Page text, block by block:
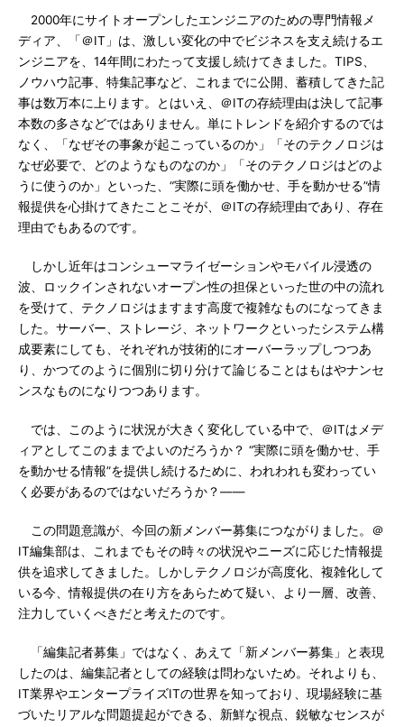
2000年にサイトオープンしたエンジニアのための専門情報メ
ディア、「＠IT」は、激しい変化の中でビジネスを支え続けるエ
ンジニアを、14年間にわたって支援し続けてきました。TIPS、
ノウハウ記事、特集記事など、これまでに公開、蓄積してきた記
事は数万本に上ります。とはいえ、＠ITの存続理由は決して記事
本数の多さなどではありません。単にトレンドを紹介するのでは
なく、「なぜその事象が起こっているのか」「そのテクノロジは
なぜ必要で、どのようなものなのか」「そのテクノロジはどのよ
うに使うのか」といった、“実際に頭を働かせ、手を動かせる”情
報提供を心掛けてきたことこそが、＠ITの存続理由であり、存在
理由でもあるのです。
しかし近年はコンシューマライゼーションやモバイル浸透の
波、ロックインされないオープン性の担保といった世の中の流れ
を受けて、テクノロジはますます高度で複雑なものになってきま
した。サーバー、ストレージ、ネットワークといったシステム構
成要素にしても、それぞれが技術的にオーバーラップしつつあ
り、かつてのように個別に切り分けて論じることはもはやナンセ
ンスなものになりつつあります。
では、このように状況が大きく変化している中で、＠ITはメデ
ィアとしてこのままでよいのだろうか？ “実際に頭を働かせ、手
を動かせる情報”を提供し続けるために、われわれも変わってい
く必要があるのではないだろうか？――
この問題意識が、今回の新メンバー募集につながりました。＠
IT編集部は、これまでもその時々の状況やニーズに応じた情報提
供を追求してきました。しかしテクノロジが高度化、複雑化して
いる今、情報提供の在り方をあらためて疑い、より一層、改善、
注力していくべきだと考えたのです。
「編集記者募集」ではなく、あえて「新メンバー募集」と表現
したのは、編集記者としての経験は問わないため。それよりも、
IT業界やエンタープライズITの世界を知っており、現場経験に基
づいたリアルな問題提起ができる、新鮮な視点、鋭敏なセンスが